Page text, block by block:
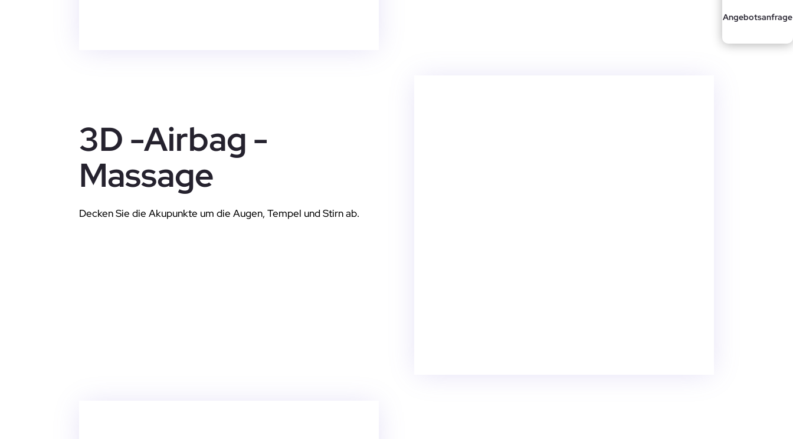
3D -Airbag -
Massage
Decken Sie die Akupunkte um die Augen, Tempel und Stirn ab.
Angebotsanfrage